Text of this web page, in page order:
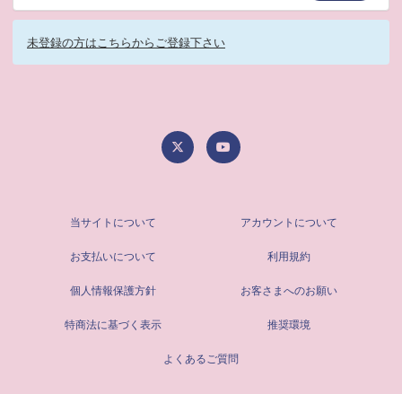
未登録の方はこちらからご登録下さい
当サイトについて アカウントについて
お支払いについて 利用規約
個人情報保護方針 お客さまへのお願い
特商法に基づく表示 推奨環境
よくあるご質問